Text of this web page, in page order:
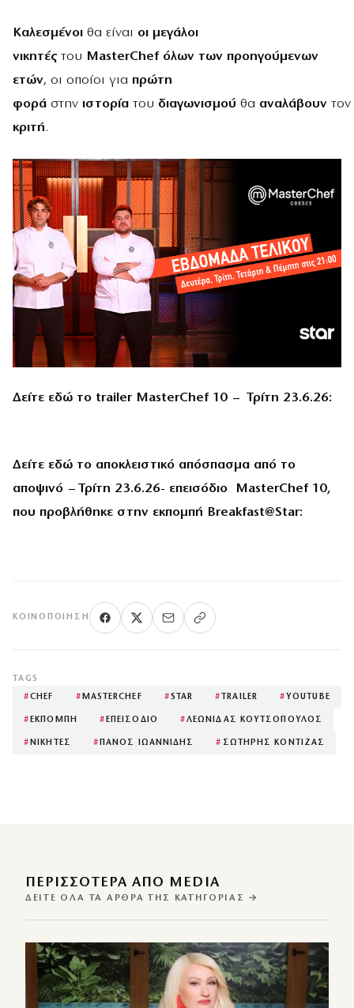
Καλεσμένοι θα είναι οι μεγάλοι
νικητέςτου MasterChefόλων των προηγούμενων
ετών, οι οποίοι για πρώτη
φορά στην ιστορία του διαγωνισμού θα αναλάβουν τον
κριτή.
Δείτε εδώ το trailer MasterChef10 – Τρίτη 23.6.26:
Δείτε εδώ το αποκλειστικό απόσπασμα από το
αποψινό – Τρίτη 23.6.26- επεισόδιο
MasterChef 10,
που προβλήθηκε στην εκπομπή Breakfast@Star:
ΚΟΙΝΟΠΟΊΗΣΗ
TAGS
#CHEF # MASTERCHEF #STAR # TRAILER # YOUTUBE
# ΕΚΠΟΜΠΗ # ΕΠΕΙΣΟΔΙΟ #ΛΕΩΝΙΔΑΣ ΚΟΥΤΣΟΠΟΥΛΟΣ
# ΝΙΚΗΤΕΣ # ΠΑΝΟΣ ΙΩΑΝΝΙΔΗΣ # ΣΩΤΗΡΗΣ ΚΟΝΤΙΖΑΣ
ΠΕΡΙΣΣΌΤΕΡΑ ΑΠΌ MEDIA
ΔΕΊΤΕ ΌΛΑ ΤΑ ΆΡΘΡΑ ΤΗΣ ΚΑΤΗΓΟΡΊΑΣ →